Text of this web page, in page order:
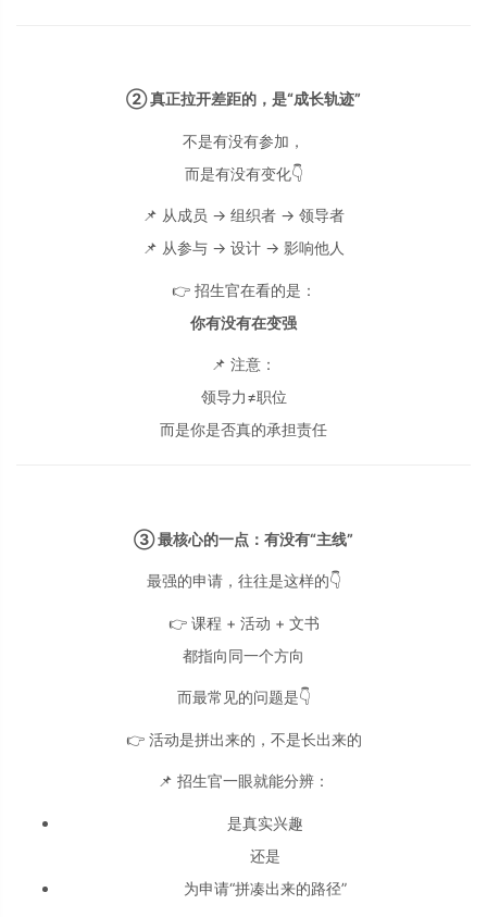
② 真正拉开差距的，是“成长轨迹”
不是有没有参加，
而是有没有变化👇
📌 从成员 → 组织者 → 领导者
📌 从参与 → 设计 → 影响他人
👉 招生官在看的是：
你有没有在变强
📌 注意：
领导力≠职位
而是你是否真的承担责任
③ 最核心的一点：有没有“主线”
最强的申请，往往是这样的👇
👉 课程 + 活动 + 文书
都指向同一个方向
而最常见的问题是👇
👉 活动是拼出来的，不是长出来的
📌 招生官一眼就能分辨：
是真实兴趣
还是
为申请“拼凑出来的路径”